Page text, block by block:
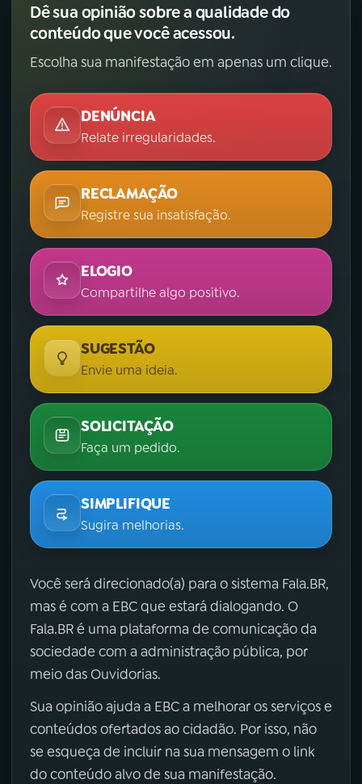
Dê sua opinião sobre a qualidade do
conteúdo que você acessou.
Escolha sua manifestação em apenas um clique.
DENÚNCIA
Relate irregularidades.
RECLAMAÇÃO
Registre sua insatisfação.
ELOGIO
Compartilhe algo positivo.
SUGESTÃO
Envie uma ideia.
SOLICITAÇÃO
Faça um pedido.
SIMPLIFIQUE
Sugira melhorias.
Você será direcionado(a) para o sistema Fala.BR,
mas é com a EBC que estará dialogando. O
Fala.BR é uma plataforma de comunicação da
sociedade com a administração pública, por
meio das Ouvidorias.
Sua opinião ajuda a EBC a melhorar os serviços e
conteúdos ofertados ao cidadão. Por isso, não
se esqueça de incluir na sua mensagem o link
do conteúdo alvo de sua manifestação.